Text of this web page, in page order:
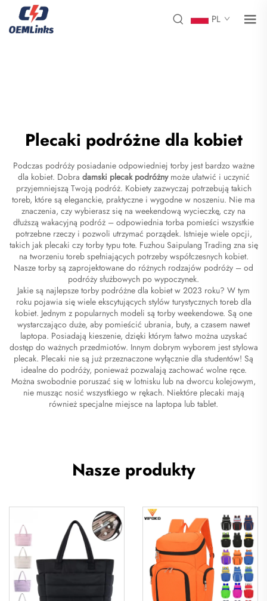
PL
Plecaki podróżne dla kobiet
Podczas podróży posiadanie odpowiedniej torby jest bardzo ważne
dla kobiet. Dobra damski plecak podróżny może ułatwić i uczynić
przyjemniejszą Twoją podróż. Kobiety zazwyczaj potrzebują takich
toreb, które są eleganckie, praktyczne i wygodne w noszeniu. Nie ma
znaczenia, czy wybierasz się na weekendową wycieczkę, czy na
dłuższą wakacyjną podróż – odpowiednia torba pomieści wszystkie
potrzebne rzeczy i pozwoli utrzymać porządek. Istnieje wiele opcji,
takich jak plecaki czy torby typu tote. Fuzhou Saipulang Trading zna się
na tworzeniu toreb spełniających potrzeby współczesnych kobiet.
Nasze torby są zaprojektowane do różnych rodzajów podróży – od
podróży służbowych po wypoczynek.
Jakie są najlepsze torby podróżne dla kobiet w 2023 roku? W tym
roku pojawia się wiele ekscytujących stylów turystycznych toreb dla
kobiet. Jednym z popularnych modeli są torby weekendowe. Są one
wystarczająco duże, aby pomieścić ubrania, buty, a czasem nawet
laptopa. Posiadają kieszenie, dzięki którym łatwo można uzyskać
dostęp do ważnych przedmiotów. Innym dobrym wyborem jest stylowa
plecak. Plecaki nie są już przeznaczone wyłącznie dla studentów! Są
idealne do podróży, ponieważ pozwalają zachować wolne ręce.
Można swobodnie poruszać się w lotnisku lub na dworcu kolejowym,
nie musząc nosić wszystkiego w rękach. Niektóre plecaki mają
również specjalne miejsce na laptopa lub tablet.
Nasze produkty